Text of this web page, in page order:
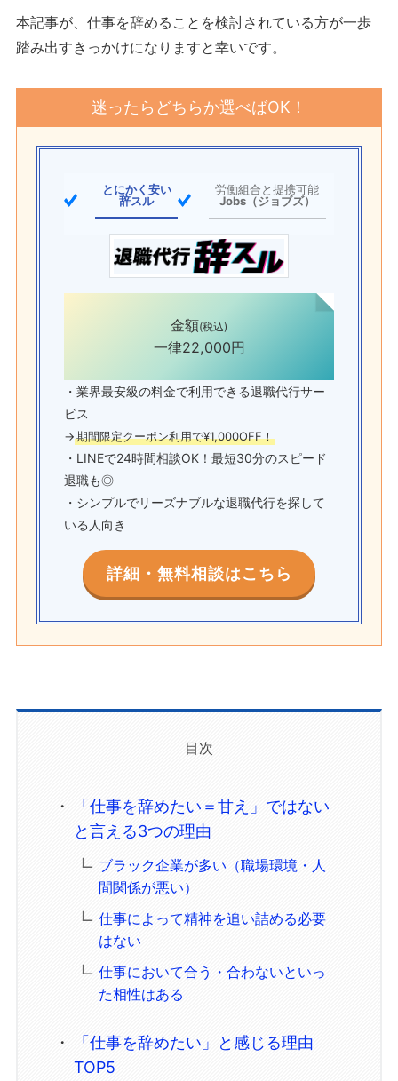
本記事が、仕事を辞めることを検討されている方が一歩
踏み出すきっかけになりますと幸いです。
迷ったらどちらか選べばOK！
とにかく安い
辞スル
労働組合と提携可能
Jobs（ジョブズ）
金額(税込)
一律22,000円
・業界最安級の料金で利用できる退職代行サー
ビス
→期間限定クーポン利用で¥1,000OFF！
・LINEで24時間相談OK！最短30分のスピード
退職も◎
・シンプルでリーズナブルな退職代行を探して
いる人向き
詳細・無料相談はこちら
目次
「仕事を辞めたい＝甘え」ではない
と言える3つの理由
ブラック企業が多い（職場環境・人
間関係が悪い）
仕事によって精神を追い詰める必要
はない
仕事において合う・合わないといっ
た相性はある
「仕事を辞めたい」と感じる理由
TOP5